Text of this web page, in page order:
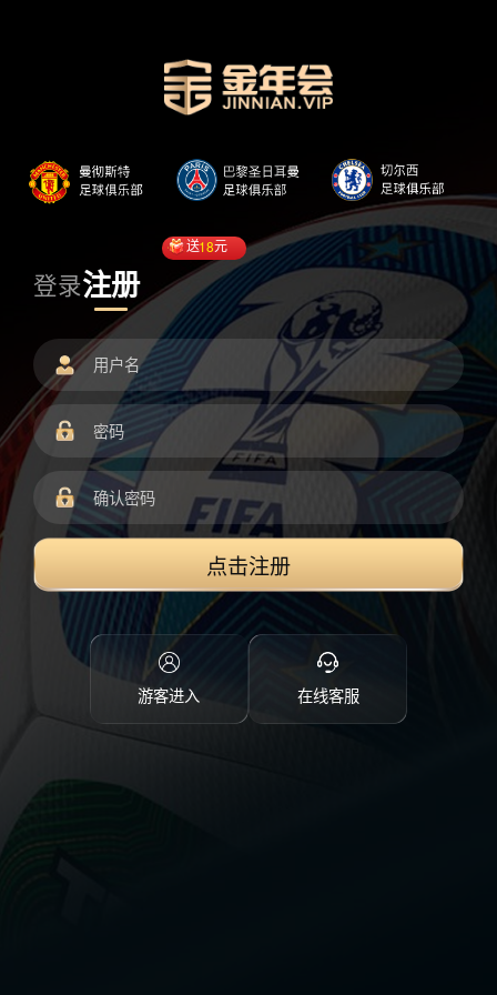
登录注册
送18元
点击注册
游客进入 在线客服